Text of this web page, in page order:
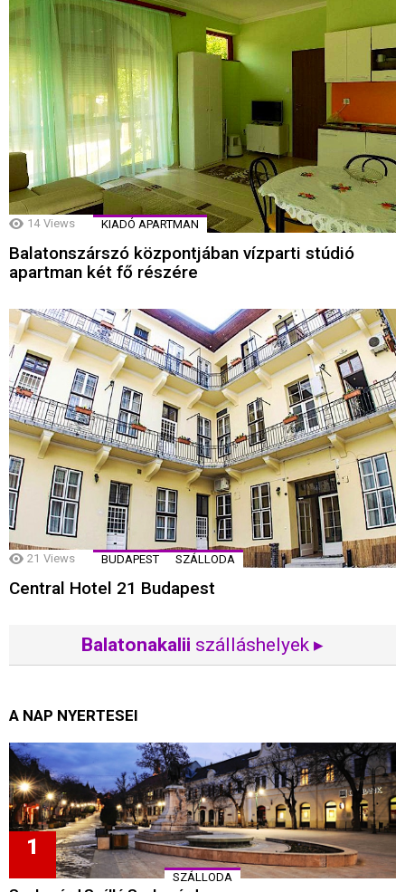
14 Views KIADÓ APARTMAN
Balatonszárszó központjában vízparti stúdió
apartman két fő részére
21 Views BUDAPEST SZÁLLODA
Central Hotel 21 Budapest
Balatonakalii szálláshelyek ▸
A NAP NYERTESEI
SZÁLLODA